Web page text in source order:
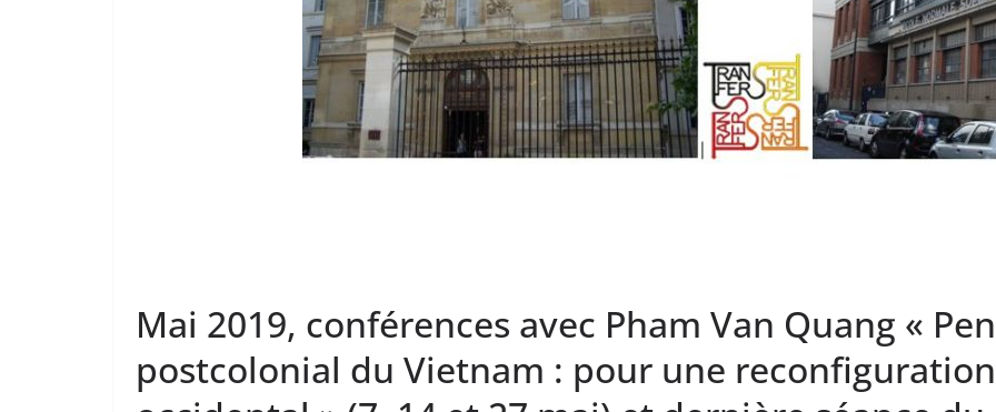
Mai 2019, conférences avec Pham Van Quang «
postcolonial du Vietnam : pour une